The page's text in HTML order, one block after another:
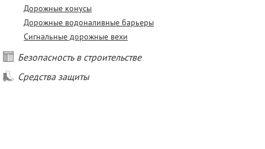
Дорожные конусы
Дорожные водоналивные барьеры
Сигнальные дорожные вехи
Безопасность в строительстве
Средства защиты